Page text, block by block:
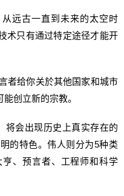
远古一直到未来的太空时
术只有通过特定途径才能开
给你关於其他国家和城市
创立新的宗教。
会出现历史上真实存在的
的特色。伟人则分为5种类
、预言者、工程师和科学